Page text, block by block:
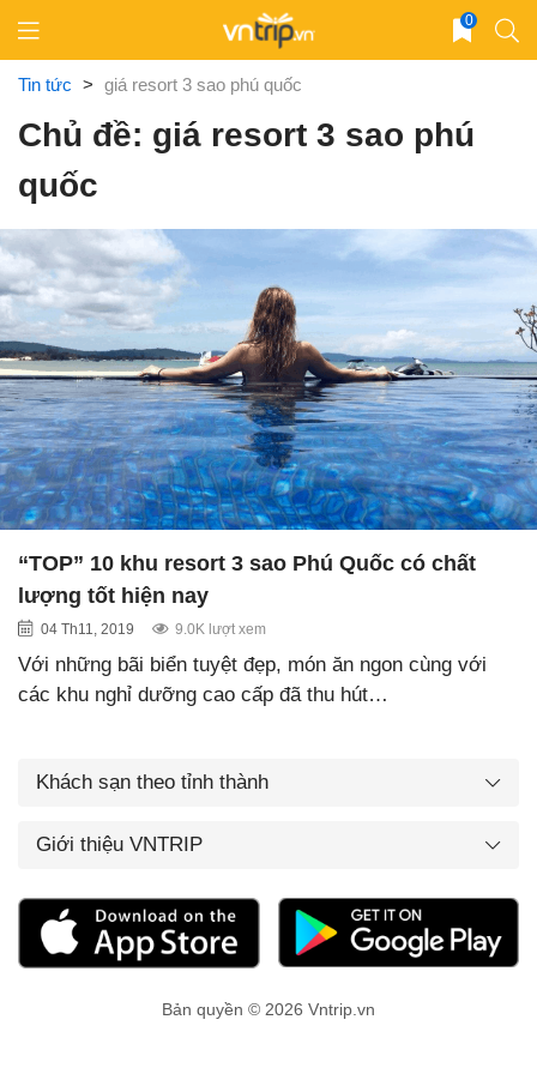
content
0
Tin tức > giá resort 3 sao phú quốc
Chủ đề: giá resort 3 sao phú
quốc
“TOP” 10 khu resort 3 sao Phú Quốc có chất
lượng tốt hiện nay
04 Th11, 2019 9.0K lượt xem
Với những bãi biển tuyệt đẹp, món ăn ngon cùng với
các khu nghỉ dưỡng cao cấp đã thu hút…
Khách sạn theo tỉnh thành
Giới thiệu VNTRIP
Bản quyền © 2026 Vntrip.vn